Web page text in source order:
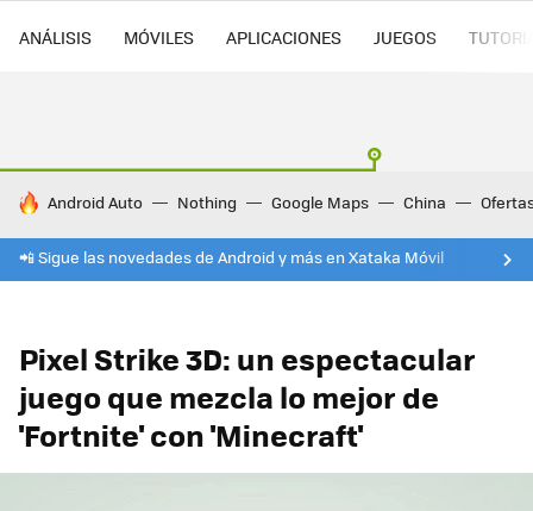
ANÁLISIS MÓVILES APLICACIONES JUEGOS
HOY SE HABLA DE
Android Auto Nothing Google Maps China
📲 Sigue las novedades de Android y más en Xataka Móvil
Pixel Strike 3D: un espectacular
juego que mezcla lo mejor de
'Fortnite' con 'Minecraft'